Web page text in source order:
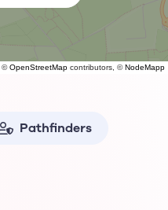
©OpenStreetMap contributors, ©NodeMapp
Pathfinders